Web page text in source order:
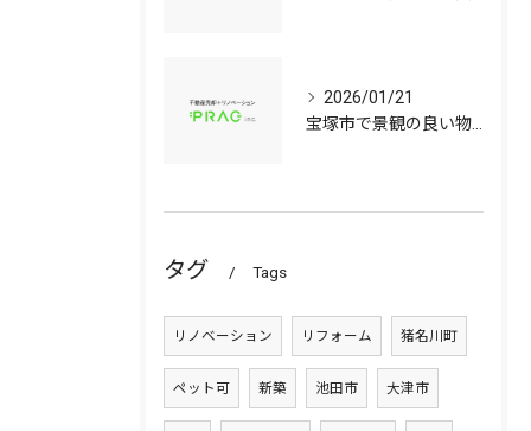
2026/01/21
タグ Tags
リノベーション リフォーム 猪名川町
ペット可 新築 池田市 大津市